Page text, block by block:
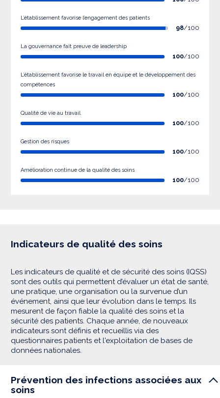
L’établissement favorise l’engagement des patients
98/100
La gouvernance fait preuve de leadership
100/100
L’établissement favorise le travail en équipe et le développement des
compétences
100/100
Qualité de vie au travail
100/100
Gestion des risques
100/100
Amélioration continue de la qualité des soins
100/100
Indicateurs de qualité des soins
Les indicateurs de qualité et de sécurité des soins (IQSS)
sont des outils qui permettent d’évaluer un état de santé,
une pratique, une organisation ou la survenue d’un
événement, ainsi que leur évolution dans le temps. Ils
mesurent de façon fiable la qualité des soins et la
sécurité des patients. Chaque année, de nouveaux
indicateurs sont définis et recueillis via des
questionnaires patients et l'exploitation de bases de
données nationales.
Prévention des infections associées aux
soins